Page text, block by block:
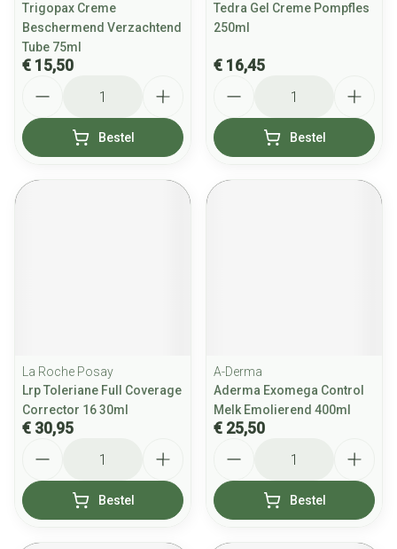
Trigopax Creme
Beschermend Verzachtend
Tube 75ml
€ 15,50
Bestel
Tedra Gel Creme Pompfles
250ml
€ 16,45
Bestel
La Roche Posay
Lrp Toleriane Full Coverage
Corrector 16 30ml
€ 30,95
Bestel
A-Derma
Aderma Exomega Control
Melk Emolierend 400ml
€ 25,50
Bestel